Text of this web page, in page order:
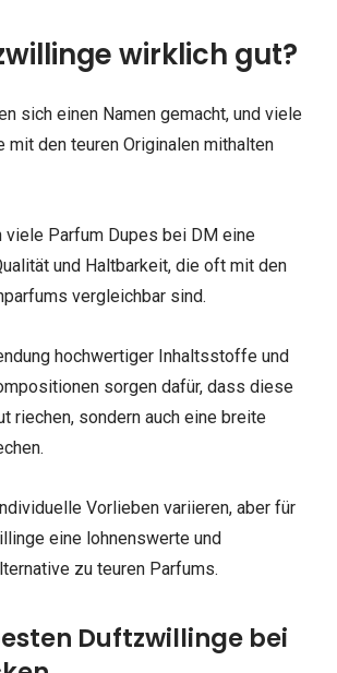
wirklich gut?
sich einen Namen gemacht, und viele
mit den teuren Originalen mithalten
viele Parfum Dupes bei DM eine
und Haltbarkeit, die oft mit den
vergleichbar sind.
hochwertiger Inhaltsstoffe und
sorgen dafür, dass diese
riechen, sondern auch eine breite
Vorlieben variieren, aber für
eine lohnenswerte und
zu teuren Parfums.
Duftzwillinge bei